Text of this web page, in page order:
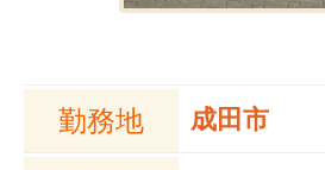
勤務地 成田市